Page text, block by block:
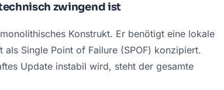
zwingend ist
Konstrukt. Er benötigt eine lokale
Single Point of Failure (SPOF) konzipiert.
Update instabil wird, steht der gesamte